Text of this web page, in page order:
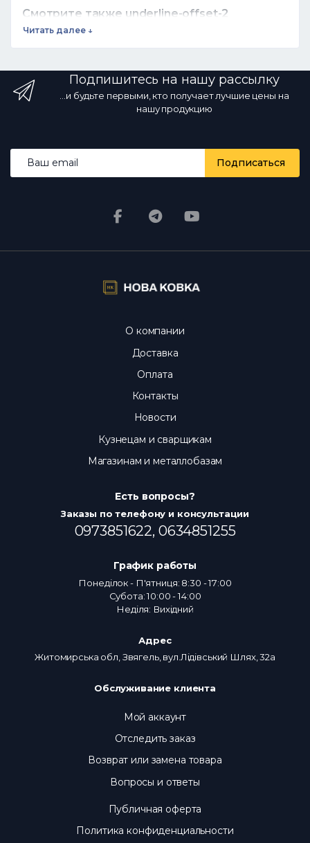
Смотрите также underline-offset-2
decoration-1 decoration-current/40
elementy">Кованые элементыЗавитки·
Пики
Розеты
Весь каталог
"s 12px;">Как заказать?
по телефону ☎ 068 700 10 13 — менеджер
подтвердит наличие.
Есть ли опт?Да,
оптовые цены от производителя со
почтой и другими службами по всей
Украине; налицо - в день оплаты.
актуальны каждый день.
Читать далее ↓
Подпишитесь на нашу рассылку
...и будьте первыми, кто получает лучшие цены на
нашу продукцию
Подписаться
О компании
Доставка
Оплата
Контакты
Новости
Кузнецам и сварщикам
Магазинам и металлобазам
Есть вопросы?
Заказы по телефону и консультации
0973851622, 0634851255
График работы
Понеділок - П'ятниця: 8:30 - 17:00
Субота: 10:00 - 14:00
Неділя: Вихідний
Адрес
Житомирська обл, Звягель, вул.Лідівський Шлях, 32а
Обслуживание клиента
Мой аккаунт
Отследить заказ
Возврат или замена товара
Вопросы и ответы
Публичная оферта
Политика конфиденциальности